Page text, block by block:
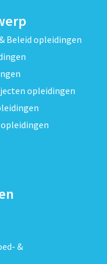
Beleid opleidingen
opleidingen
&